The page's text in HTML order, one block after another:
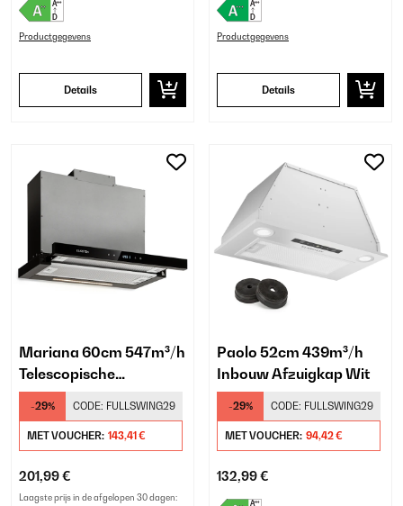
Productgegevens
Details
Productgegevens
Details
Mariana 60cm 547m³/h
Telescopische
Afzuigkap Zwart
-29% CODE: FULLSWING29
MET VOUCHER: 143,41 €
201,99 €
Laagste prijs in de afgelopen 30 dagen:
Paolo 52cm 439m³/h
Inbouw Afzuigkap Wit
-29% CODE: FULLSWING29
MET VOUCHER: 94,42 €
132,99 €